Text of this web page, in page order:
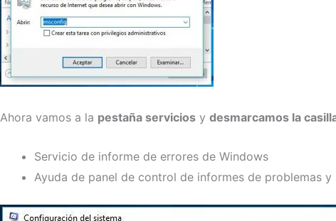
Ahora vamos a la pestaña servicios y desmarcamos la
Servicio de informe de errores de Windows
Ayuda de panel de control de informes de problemas y